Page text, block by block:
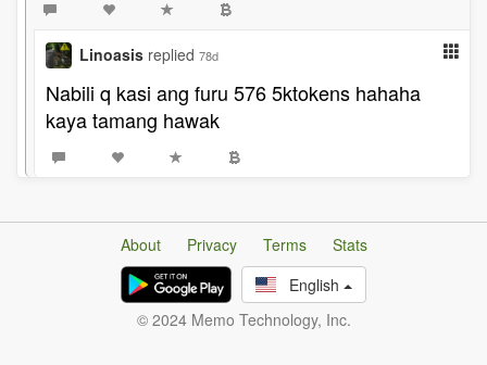
Linoasis replied 78d
Nabili q kasi ang furu 576 5ktokens hahaha
kaya tamang hawak
About Privacy Terms
Stats
English
© 2024 Memo Technology, Inc.